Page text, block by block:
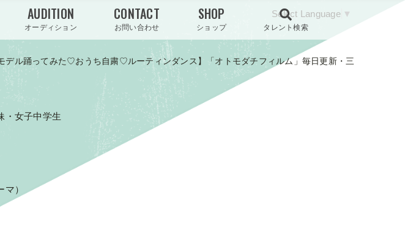
Select Language ▼
AUDITION
オーディション
CONTACT
お問い合わせ
SHOP
ショップ タレント検索
モデル踊ってみた♡おうち自粛♡ルーティンダンス】「オトモダチフィルム」毎日更新・三
・女子中学生
）